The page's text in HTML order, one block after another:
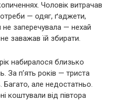
Чоловік витрачав
— одяг, ґаджети,
не заперечувала — нехай
заважав їй збирати.
набиралося близько
За п’ять років — триста
Багато, але недостатньо.
коштували від півтора